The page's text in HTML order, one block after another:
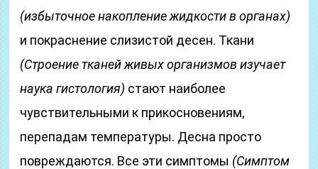
(избыточное накопление жидкости в органах)
и покраснение слизистой десен. Ткани
(Строение тканей живых организмов изучает
наука гистология) стают наиболее
чувствительными к прикосновениям,
перепадам температуры. Десна просто
повреждаются. Все эти симптомы (Симптом